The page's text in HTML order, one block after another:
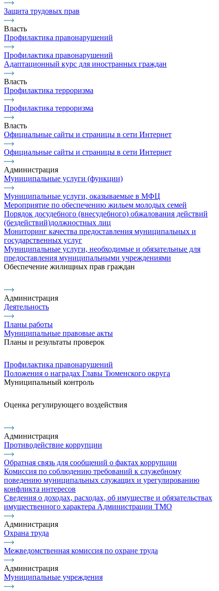
Защита трудовых прав
Власть
Профилактика правонарушений
Профилактика правонарушений
Адаптационный курс для иностранных граждан
Власть
Профилактика терроризма
Профилактика терроризма
Власть
Официальные сайты и страницы в сети Интернет
Официальные сайты и страницы в сети Интернет
Администрация
Муниципальные услуги (функции)
Муниципальные услуги, оказываемые в МФЦ
Мероприятие по обеспечению жильем молодых семей
Порядок досудебного (внесудебного) обжалования действий
(бездействий)должностных лиц
Мониторинг качества предоставления муниципальных и
государственных услуг
Муниципальные услуги, необходимые и обязательные для
предоставления муниципальными учреждениями
Обеспечение жилищных прав граждан
Администрация
Деятельность
Планы работы
Муниципальные правовые акты
Планы и результаты проверок
Профилактика правонарушений
Положения о наградах Главы Тюменского округа
Муниципальный контроль
Оценка регулирующего воздействия
Администрация
Противодействие коррупции
Обратная связь для сообщений о фактах коррупции
Комиссия по соблюдению требований к служебному
поведению муниципальных служащих и урегулированию
конфликта интересов
Сведения о доходах, расходах, об имуществе и обязательствах
имущественного характера Администрации ТМО
Администрация
Охрана труда
Межведомственная комиссия по охране труда
Администрация
Муниципальные учреждения